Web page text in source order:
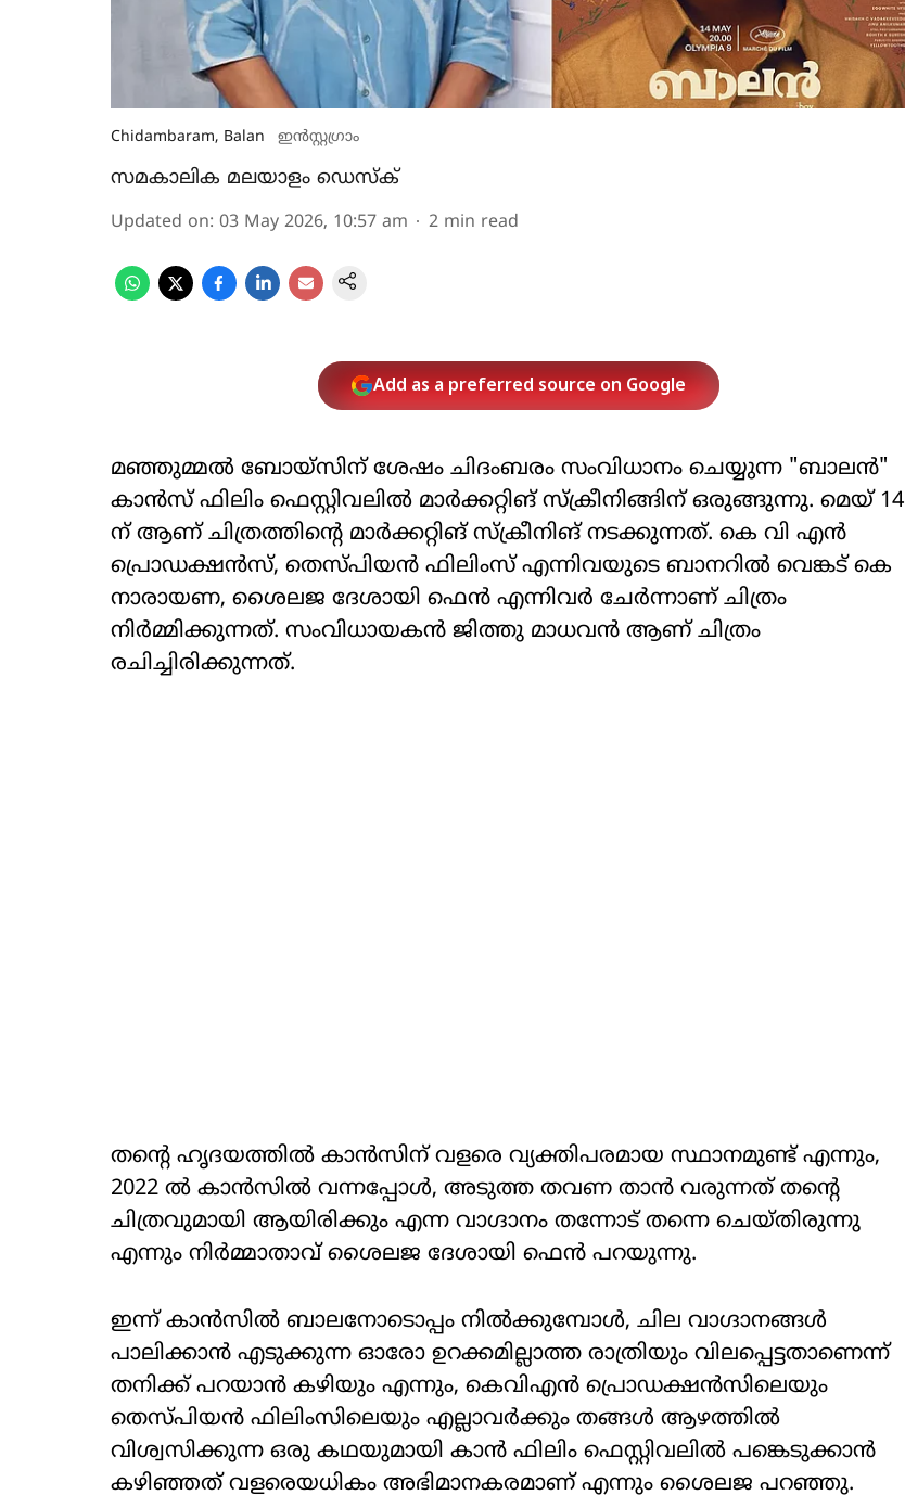
Chidambaram, Balan ഇൻസ്റ്റ​ഗ്രാം
സമകാലിക മലയാളം ഡെസ്ക്
Updated on: 03 May 2026, 10:57 am 2 min read
Add as a preferred source on Google
മഞ്ഞുമ്മൽ ബോയ്സിന് ശേഷം ചിദംബരം സംവിധാനം ചെയ്യുന്ന "ബാലൻ"
കാൻസ് ഫിലിം ഫെസ്റ്റിവലിൽ മാർക്കറ്റിങ് സ്‌ക്രീനിങ്ങിന് ഒരുങ്ങുന്നു. മെയ് 14
ന് ആണ് ചിത്രത്തിന്റെ മാർക്കറ്റിങ് സ്ക്രീനിങ് നടക്കുന്നത്. കെ വി എൻ
പ്രൊഡക്ഷൻസ്, തെസ്‌പിയൻ ഫിലിംസ് എന്നിവയുടെ ബാനറിൽ വെങ്കട് കെ
നാരായണ, ശൈലജ ദേശായി ഫെൻ എന്നിവർ ചേർന്നാണ് ചിത്രം
നിർമ്മിക്കുന്നത്. സംവിധായകൻ ജിത്തു മാധവൻ ആണ് ചിത്രം
രചിച്ചിരിക്കുന്നത്.
തന്റെ ഹൃദയത്തിൽ കാൻസിന് വളരെ വ്യക്തിപരമായ സ്ഥാനമുണ്ട് എന്നും,
2022 ൽ കാൻസിൽ വന്നപ്പോൾ, അടുത്ത തവണ താൻ വരുന്നത് തന്റെ
ചിത്രവുമായി ആയിരിക്കും എന്ന വാഗ്ദാനം തന്നോട് തന്നെ ചെയ്തിരുന്നു
എന്നും നിർമ്മാതാവ് ശൈലജ ദേശായി ഫെൻ പറയുന്നു.
ഇന്ന് കാൻസിൽ ബാലനോടൊപ്പം നിൽക്കുമ്പോൾ, ചില വാഗ്ദാനങ്ങൾ
പാലിക്കാൻ എടുക്കുന്ന ഓരോ ഉറക്കമില്ലാത്ത രാത്രിയും വിലപ്പെട്ടതാണെന്ന്
തനിക്ക് പറയാൻ കഴിയും എന്നും, കെവിഎൻ പ്രൊഡക്ഷൻസിലെയും
തെസ്പിയൻ ഫിലിംസിലെയും എല്ലാവർക്കും തങ്ങൾ ആഴത്തിൽ
വിശ്വസിക്കുന്ന ഒരു കഥയുമായി കാൻ ഫിലിം ഫെസ്റ്റിവലിൽ പങ്കെടുക്കാൻ
കഴിഞ്ഞത് വളരെയധികം അഭിമാനകരമാണ് എന്നും ശൈലജ പറഞ്ഞു.